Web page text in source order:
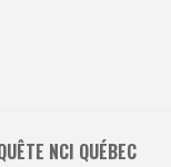
NCI QUÉBEC